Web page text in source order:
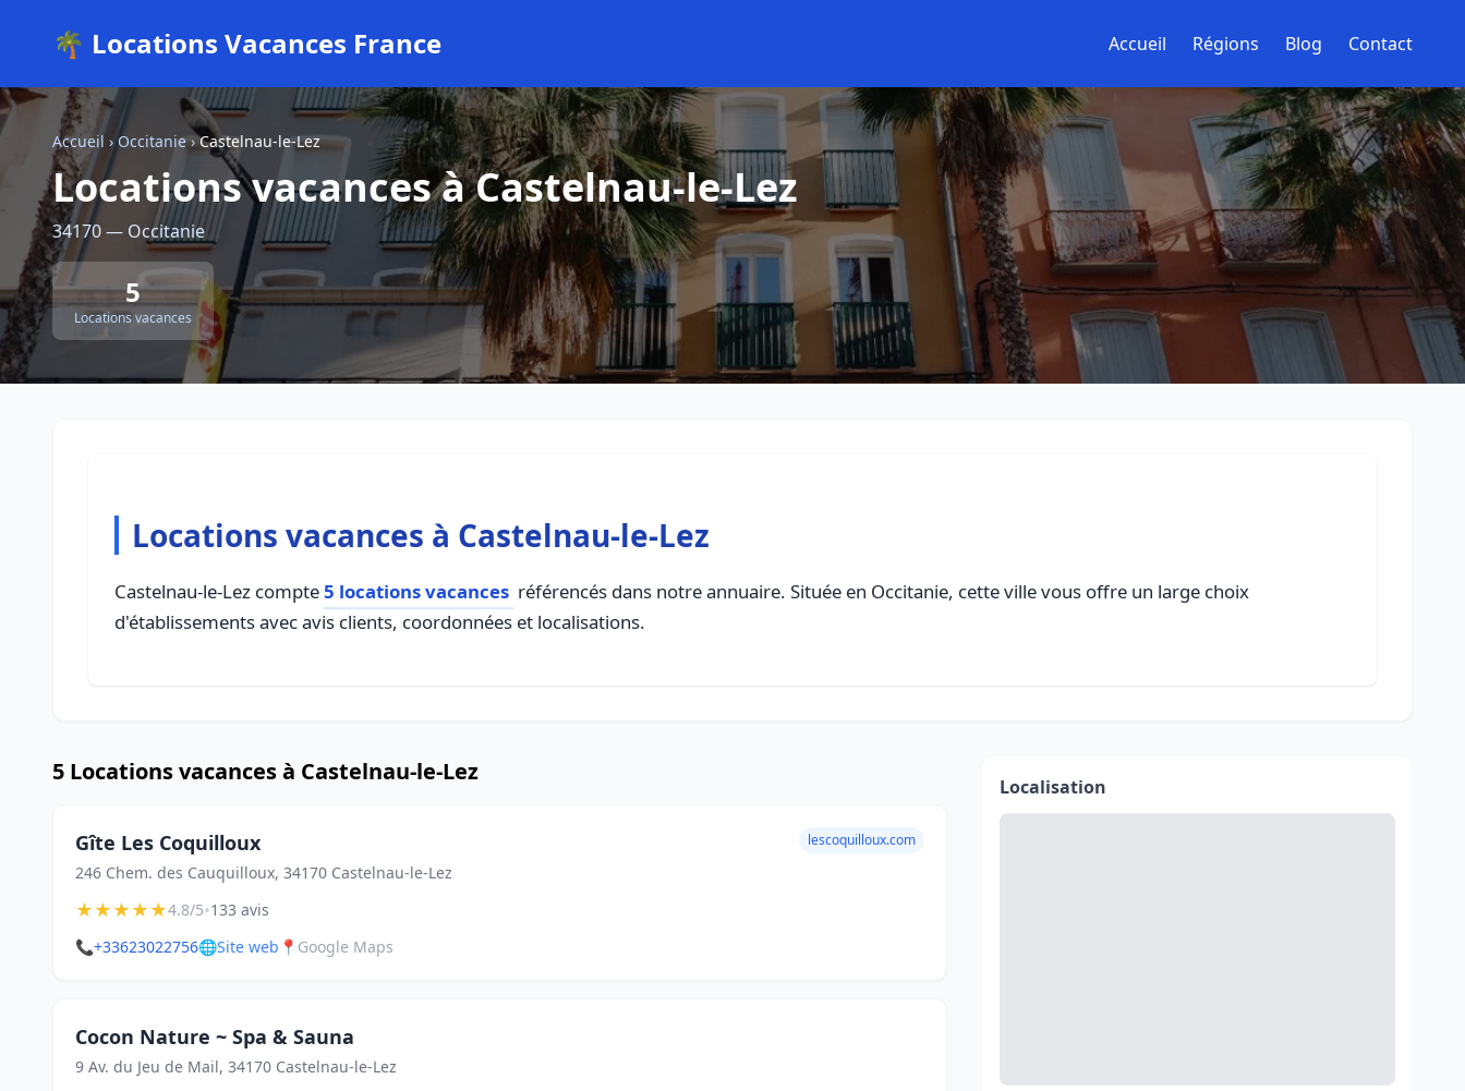
🌴 Locations Vacances France Accueil Régions Blog Contact
Accueil › Occitanie›Castelnau-le-Lez
Locations vacances à Castelnau-le-Lez
34170 — Occitanie
5
Locations vacances
Locations vacances à Castelnau-le-Lez
Castelnau-le-Lez compte5 locations vacances référencés dans notre annuaire. Située en Occitanie, cette ville vous offre un large choix
d'établissements avec avis clients, coordonnées et localisations.
5 Locations vacances à Castelnau-le-Lez
Gîte Les Coquilloux
246 Chem. des Cauquilloux, 34170 Castelnau-le-Lez
lescoquilloux.com
★★★★★4.8/5•133 avis
📞+33623022756🌐Site web 📍 Google Maps
Cocon Nature ~ Spa & Sauna
9 Av. du Jeu de Mail, 34170 Castelnau-le-Lez
Localisation